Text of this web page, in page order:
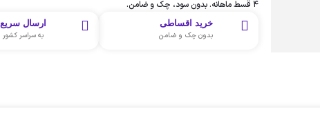
۴ قسط ماهانه. بدون سود، چک و ضامن.
خرید اقساطی
بدون چک و ضامن
ارسال سریع
به سراسر کشور